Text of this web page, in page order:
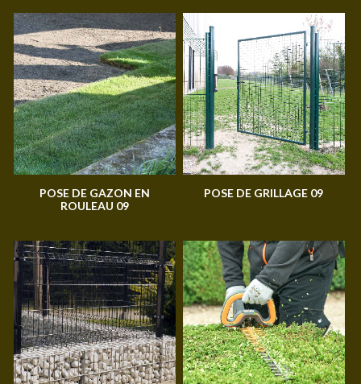
POSE DE GAZON EN
ROULEAU 09
POSE DE GRILLAGE 09